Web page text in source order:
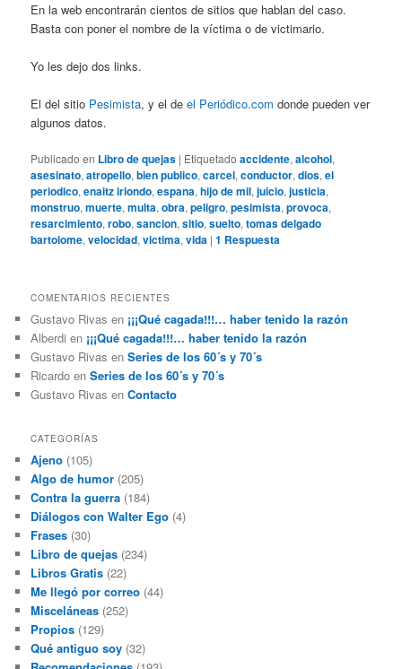
En la web encontrarán cientos de sitios que hablan del caso.
Basta con poner el nombre de la víctima o de victimario.
Yo les dejo dos links.
El del sitio Pesimista, y el deel Periódico.com donde pueden ver
algunos datos.
Publicado en Libro de quejas | Etiquetado accidente,alcohol,
asesinato,atropello,bien publico,carcel,conductor,dios,el
periodico,enaitz iriondo,espana,hijo de mil,juicio,justicia,
monstruo,muerte,multa,obra,peligro,pesimista,provoca,
resarcimiento,robo,sancion,sitio,suelto,tomas delgado
bartolome,velocidad,victima,vida |1 Respuesta
COMENTARIOS RECIENTES
Gustavo Rivas en ¡¡¡Qué cagada!!!… haber tenido la razón
Alberdi en ¡¡¡Qué cagada!!!… haber tenido la razón
Gustavo Rivas enSeries de los 60´s y 70´s
Ricardo enSeries de los 60´s y 70´s
Gustavo Rivas enContacto
CATEGORÍAS
Ajeno (105)
Algo de humor (205)
Contra la guerra (184)
Diálogos con Walter Ego (4)
Frases (30)
Libro de quejas (234)
Libros Gratis (22)
Me llegó por correo (44)
Misceláneas (252)
Propios (129)
Qué antiguo soy (32)